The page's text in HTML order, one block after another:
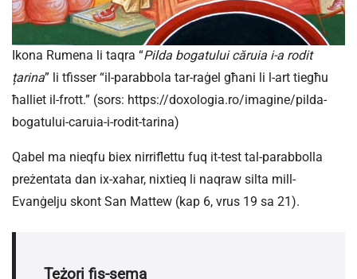
Ikona Rumena li taqra “Pilda bogatului căruia i-a rodit
țarina” li tfisser “il-parabbola tar-raġel għani li l-art tiegħu
ħalliet il-frott.” (sors: https://doxologia.ro/imagine/pilda-
bogatului-caruia-i-rodit-tarina)
Qabel ma nieqfu biex nirriflettu fuq it-test tal-parabbolla
preżentata dan ix-xahar, nixtieq li naqraw silta mill-
Evanġelju skont San Mattew (kap 6, vrus 19 sa 21).
Teżori fis-sema